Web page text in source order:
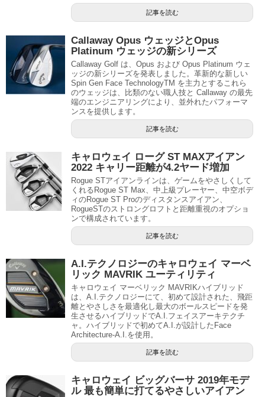
記事を読む
Callaway Opus ウェッジとOpus
Platinum ウェッジの新シリーズ
Callaway Golf は、Opus および Opus Platinum ウェ
ッジの新シリーズを発表しました。革新的な新しい
Spin Gen Face TechnologyTM を主力とするこれら
のウェッジは、比類のない職人技と Callaway の最先
端のエンジニアリングにより、並外れたパフォーマ
ンスを提供します。
記事を読む
キャロウェイ ローグ ST MAXアイアン
2022 キャリー距離が4.2ヤード増加
Rogue STアイアンラインは、ゲームをやさしくして
くれるRogue ST Max、中上級プレーヤー、中空ボデ
ィのRogue ST Proのディスタンスアイアン、
RogueSTのストロングロフトと距離重視のオプショ
ンで構成されています。
記事を読む
A.I.テクノロジーのキャロウェイ マーベ
リック MAVRIK ユーティリティ
キャロウェイ マーベリック MAVRIKハイブリッド
は、A.I.テクノロジーにて、初めて設計された、飛距
離とやさしさを最適化し最大のボールスピードを発
生させるハイブリッドでA.I.フェイスアーキテクチ
ャ。ハイブリッドで初めてA.I.が設計したFace
Architecture-A.I.を使用。
記事を読む
キャロウェイ ビッグバーサ 2019年モデ
ル 最も簡単に打てるやさしいアイアン